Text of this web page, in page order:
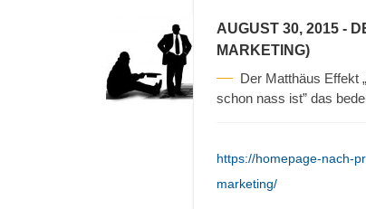
AUGUST 30, 2015 -
MARKETING)
Der Matthäus Effekt
schon nass ist” das
https://homepage-nach-
marketing/